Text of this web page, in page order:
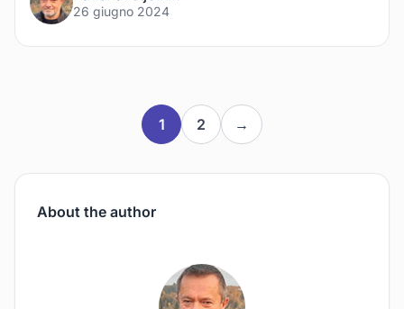
26 giugno 2024
1 2 →
About the author